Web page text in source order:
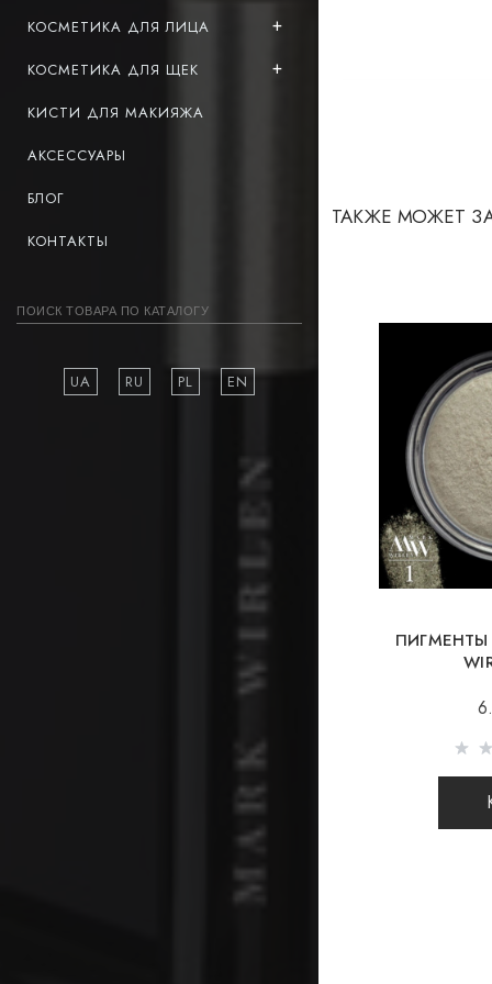
КОСМЕТИКА ДЛЯ ЛИЦА
КОСМЕТИКА ДЛЯ ЩЕК
КИСТИ ДЛЯ МАКИЯЖА
АКСЕССУАРЫ
БЛОГ
КОНТАКТЫ
UA RU PL EN
ТАКЖЕ МОЖЕТ